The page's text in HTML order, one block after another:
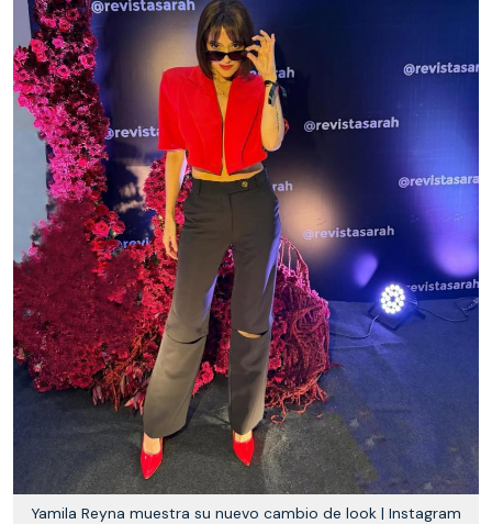
Yamila Reyna muestra su nuevo cambio de look | Instagram